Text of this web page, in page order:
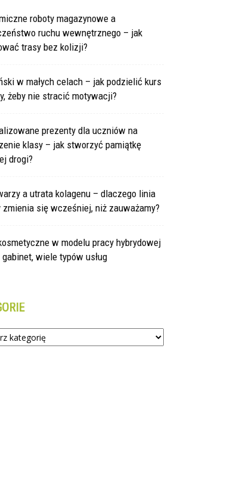
roboty magazynowe a
ruchu wewnętrznego – jak
trasy bez kolizji?
w małych celach – jak podzielić kurs
żeby nie stracić motywacji?
prezenty dla uczniów na
klasy – jak stworzyć pamiątkę
drogi?
a utrata kolagenu – dlaczego linia
zmienia się wcześniej, niż zauważamy?
w modelu pracy hybrydowej
wiele typów usług